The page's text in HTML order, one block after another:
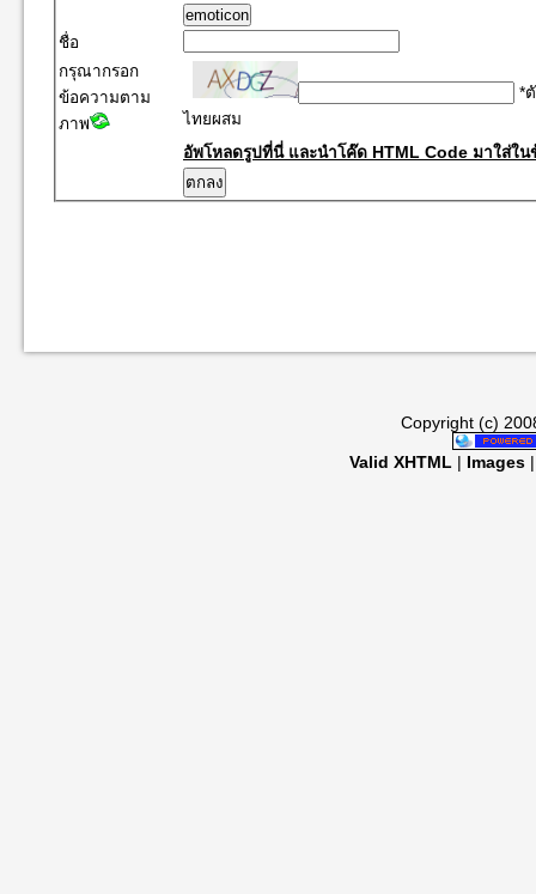
emoticon
ชื่อ
กรุณากรอก
ข้อความตาม
ภาพ
*
ไทยผสม
อัพโหลดรูปที่นี่ และนำโค๊ด HTML Code มาใส่ใน
Copyright (c)
Valid XHTML Images